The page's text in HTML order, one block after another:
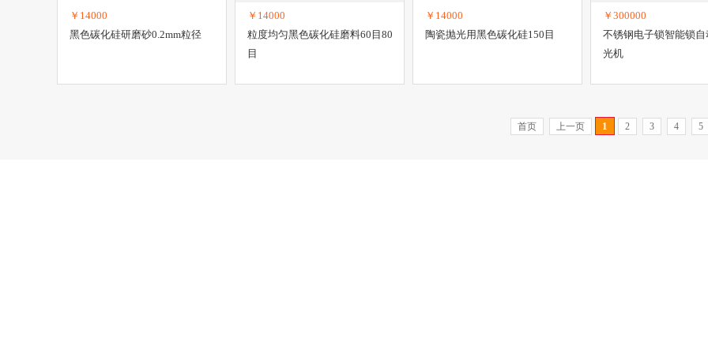
￥14000
黑色碳化硅研磨砂0.2mm粒径
￥14000
粒度均匀黑色碳化硅磨料60目80
目
￥14000
陶瓷抛光用黑色碳化硅150目
￥300000
不锈钢电子锁智能锁
光机
首页 上一页 1 2 3 4 5